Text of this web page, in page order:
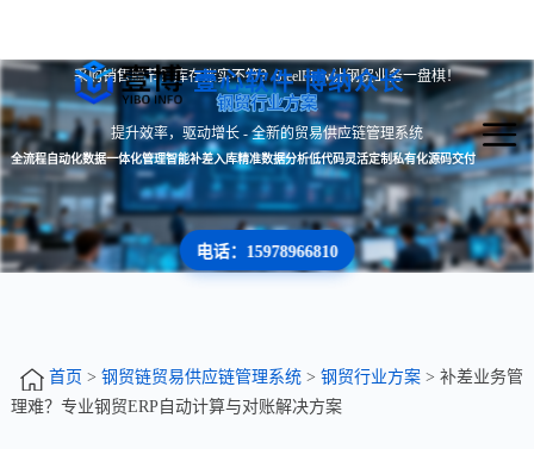
壹心软件 博纳众长
采购销售脱节？库存账实不符？SteelFlow让钢贸业务一盘棋！
钢贸行业方案
提升效率，驱动增长 - 全新的贸易供应链管理系统
全流程自动化数据一体化管理智能补差入库精准数据分析低代码灵活定制私有化源码交付
电话：15978966810
首页 > 钢贸链贸易供应链管理系统> 钢贸行业方案> 补差业务管
理难？专业钢贸ERP自动计算与对账解决方案